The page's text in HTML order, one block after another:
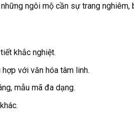
ngôi mộ cần sự trang nghiêm,
khắc nghiệt.
với văn hóa tâm linh.
mẫu mã đa dạng.